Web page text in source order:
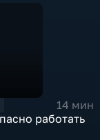
14 мин
работать